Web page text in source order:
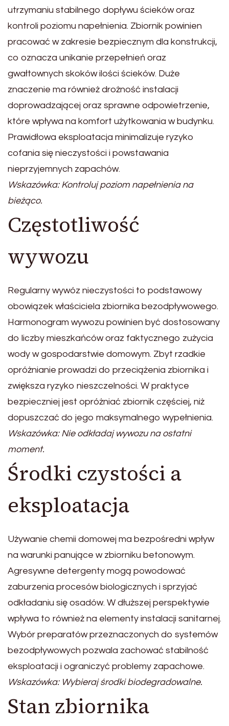
utrzymaniu stabilnego dopływu ścieków oraz
kontroli poziomu napełnienia. Zbiornik powinien
pracować w zakresie bezpiecznym dla konstrukcji,
co oznacza unikanie przepełnień oraz
gwałtownych skoków ilości ścieków. Duże
znaczenie ma również drożność instalacji
doprowadzającej oraz sprawne odpowietrzenie,
które wpływa na komfort użytkowania w budynku.
Prawidłowa eksploatacja minimalizuje ryzyko
cofania się nieczystości i powstawania
nieprzyjemnych zapachów.
Wskazówka: Kontroluj poziom napełnienia na
bieżąco.
Częstotliwość
wywozu
Regularny wywóz nieczystości to podstawowy
obowiązek właściciela zbiornika bezodpływowego.
Harmonogram wywozu powinien być dostosowany
do liczby mieszkańców oraz faktycznego zużycia
wody w gospodarstwie domowym. Zbyt rzadkie
opróżnianie prowadzi do przeciążenia zbiornika i
zwiększa ryzyko nieszczelności. W praktyce
bezpieczniej jest opróżniać zbiornik częściej, niż
dopuszczać do jego maksymalnego wypełnienia.
Wskazówka: Nie odkładaj wywozu na ostatni
moment.
Środki czystości a
eksploatacja
Używanie chemii domowej ma bezpośredni wpływ
na warunki panujące w zbiorniku betonowym.
Agresywne detergenty mogą powodować
zaburzenia procesów biologicznych i sprzyjać
odkładaniu się osadów. W dłuższej perspektywie
wpływa to również na elementy instalacji sanitarnej.
Wybór preparatów przeznaczonych do systemów
bezodpływowych pozwala zachować stabilność
eksploatacji i ograniczyć problemy zapachowe.
Wskazówka: Wybieraj środki biodegradowalne.
Stan zbiornika